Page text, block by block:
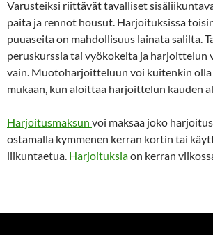
Varusteiksi riittävät tavalliset
paita ja rennot housut. Harjoituksissa
puuaseita on mahdollisuus lainata salilta.
peruskurssia tai vyökokeita ja harjoittelun
vain. Muotoharjoitteluun voi kuitenkin
mukaan, kun aloittaa harjoittelun kauden
Harjoitusmaksun voi maksaa joko
ostamalla kymmenen kerran kortin tai
liikuntaetua. Harjoituksiaon kerran